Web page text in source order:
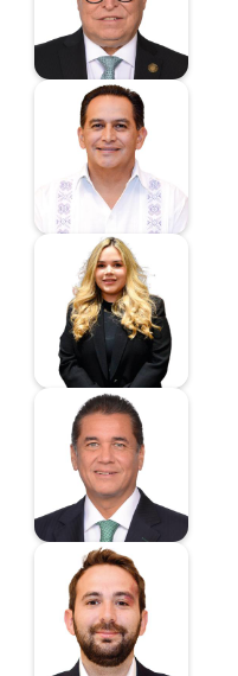
Diputado
Pérez Cuéllar
Alejandro
Diputado
Denisse Guzmán
González
Diputado
Puente Salas Carlos
Alberto
Coordinador
Quiroga Treviño Luis
Orlando
Diputado